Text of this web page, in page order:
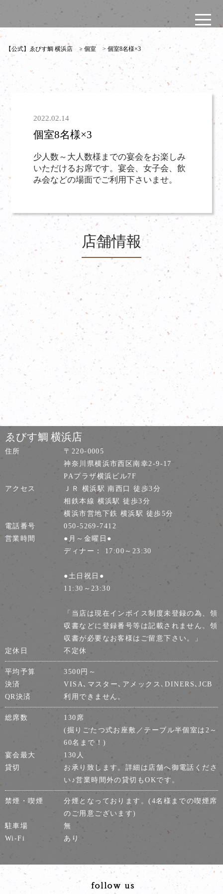
【公式】ゑびす鯛 横浜店 >個室 >個室8名様×3
2022.02.14
個室8名様×3
少人数～大人数様までの宴会をお楽しみ
いただけるお席です。宴会、女子会、飲
み会などの場面でご利用下さいませ。
店舗情報
ゑびす鯛 横浜店
住所
〒220-0005
神奈川県横浜市西区南幸2-9-17
PAプラザ横浜ビル7F
アクセス
ＪＲ 横浜駅 南西口 徒歩3分
相鉄本線 横浜駅 徒歩3分
横浜市営地下鉄 横浜駅 徒歩5分
電話番号
050-5269-7412
営業時間
●月～金曜日●
ディナー： 17:00～23:30
●土日祝日●
11:30～23:30
「当店は現在インボイス制度未登録の為、領
収書などに登録番号等は記載されません。領
収書が必要なお客様はご留意下さい。」
定休日
不定休
平均予算
3500円～
決済
VISA､マスター､アメックス､DINERS､JCB
QR決済
利用できません。
総席数
130席
(掘りごたつ式お座敷／テーブル半個室は2～
60名まで！)
宴会最大
130人
貸切
お承り致します。詳細は店舗へ御電話くださ
い♪営業時間外の貸切もOKです。
禁煙・喫煙
分煙となっております。(4名様までの喫煙席
のご用意ございます)
駐車場
無
Wi-Fi
あり